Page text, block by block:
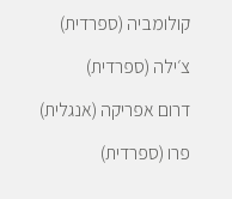
קולומביה (ספרדית)
צ׳ילה (ספרדית)
דרום אפריקה (אנגלית)
פרו (ספרדית)